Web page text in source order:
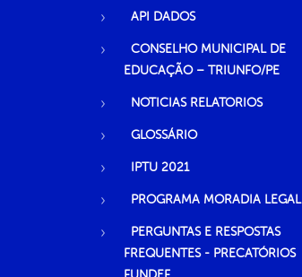
API DADOS
CONSELHO MUNICIPAL DE
EDUCAÇÃO – TRIUNFO/PE
NOTICIAS RELATORIOS
GLOSSÁRIO
IPTU 2021
PROGRAMA MORADIA LEGAL
PERGUNTAS E RESPOSTAS
FREQUENTES - PRECATÓRIOS